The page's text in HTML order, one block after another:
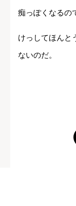
痴っぽくなるの
けっしてほんと
ないのだ。